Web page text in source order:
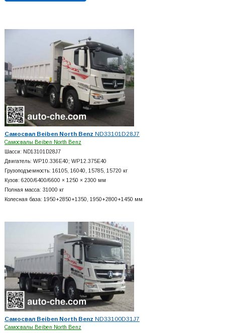
Самосвал Beiben North Benz ND33101D28J7
Самосвалы Beiben North Benz
Шасси: ND13101D28J7
Двигатель: WP10.336E40; WP12.375E40
Грузоподъемность: 16105, 16040, 15785, 15720 кг
Кузов: 6200/6400/6600 × 1250 × 2300 мм
Полная масса: 31000 кг
Колесная база: 1950+2850+1350, 1950+2800+1450 мм
Самосвал Beiben North Benz ND33100D31J7
Самосвалы Beiben North Benz